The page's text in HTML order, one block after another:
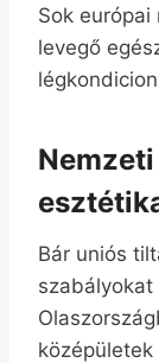
Sok
levegő
Bár uniós
szabályokat